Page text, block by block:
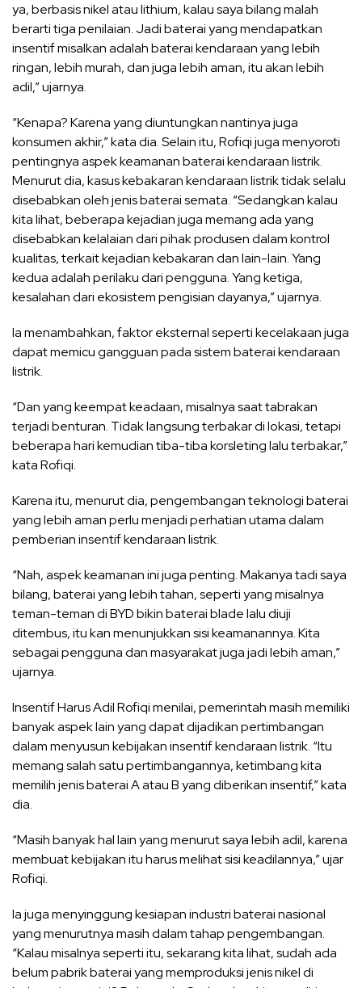
ya, berbasis nikel atau lithium, kalau saya bilang malah
berarti tiga penilaian. Jadi baterai yang mendapatkan
insentif misalkan adalah baterai kendaraan yang lebih
ringan, lebih murah, dan juga lebih aman, itu akan lebih
adil,” ujarnya.
“Kenapa? Karena yang diuntungkan nantinya juga
konsumen akhir,” kata dia. Selain itu, Rofiqi juga menyoroti
pentingnya aspek keamanan baterai kendaraan listrik.
Menurut dia, kasus kebakaran kendaraan listrik tidak selalu
disebabkan oleh jenis baterai semata. “Sedangkan kalau
kita lihat, beberapa kejadian juga memang ada yang
disebabkan kelalaian dari pihak produsen dalam kontrol
kualitas, terkait kejadian kebakaran dan lain-lain. Yang
kedua adalah perilaku dari pengguna. Yang ketiga,
kesalahan dari ekosistem pengisian dayanya,” ujarnya.
Ia menambahkan, faktor eksternal seperti kecelakaan juga
dapat memicu gangguan pada sistem baterai kendaraan
listrik.
“Dan yang keempat keadaan, misalnya saat tabrakan
terjadi benturan. Tidak langsung terbakar di lokasi, tetapi
beberapa hari kemudian tiba-tiba korsleting lalu terbakar,”
kata Rofiqi.
Karena itu, menurut dia, pengembangan teknologi baterai
yang lebih aman perlu menjadi perhatian utama dalam
pemberian insentif kendaraan listrik.
“Nah, aspek keamanan ini juga penting. Makanya tadi saya
bilang, baterai yang lebih tahan, seperti yang misalnya
teman-teman di BYD bikin baterai blade lalu diuji
ditembus, itu kan menunjukkan sisi keamanannya. Kita
sebagai pengguna dan masyarakat juga jadi lebih aman,”
ujarnya.
Insentif Harus Adil Rofiqi menilai, pemerintah masih memiliki
banyak aspek lain yang dapat dijadikan pertimbangan
dalam menyusun kebijakan insentif kendaraan listrik. “Itu
memang salah satu pertimbangannya, ketimbang kita
memilih jenis baterai A atau B yang diberikan insentif,” kata
dia.
“Masih banyak hal lain yang menurut saya lebih adil, karena
membuat kebijakan itu harus melihat sisi keadilannya,” ujar
Rofiqi.
Ia juga menyinggung kesiapan industri baterai nasional
yang menurutnya masih dalam tahap pengembangan.
“Kalau misalnya seperti itu, sekarang kita lihat, sudah ada
belum pabrik baterai yang memproduksi jenis nikel di